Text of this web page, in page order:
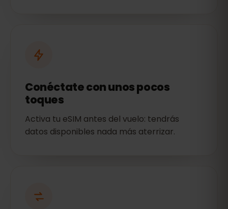
Conéctate con unos pocos
toques
Activa tu eSIM antes del vuelo: tendrás
datos disponibles nada más aterrizar.